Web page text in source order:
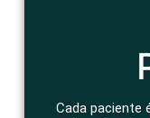
Cada paciente
Consulta